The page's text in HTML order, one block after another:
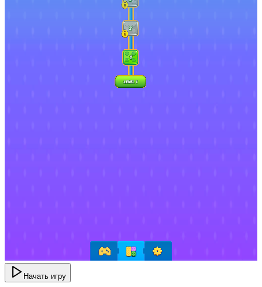
Начать игру